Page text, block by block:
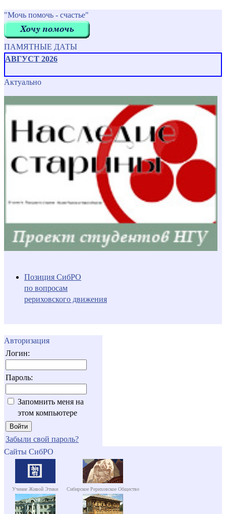
"Мочь помочь - счастье"
ПАМЯТНЫЕ ДАТЫ
АВГУСТ 2026
Актуально
Позиция СибРО
по вопросам
рериховского движения
Авторизация
Логин:
Пароль:
Запомнить меня на
этом компьютере
Забыли свой пароль?
Сайты СибРО
Учение Живой Этики Сибирское Рериховское Общество